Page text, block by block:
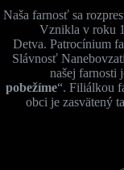
Naša farnosť sa
Vznikla v roku
Detva. Patrocínium
Slávnosť
našej farnosti
pobežíme“. Filiálkou
obci je zasvätený